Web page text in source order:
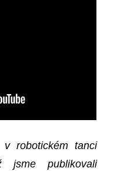
v robotickém tanci
publikovali